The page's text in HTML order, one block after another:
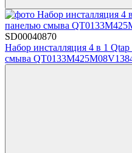
SD00040870
Набор инсталляция 4 в 1
смыва